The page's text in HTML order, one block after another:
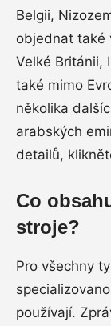
Belgii,
objednat také
Velké Británii,
také mimo
několika
arabských
detailů,
Co
stroje?
Pro všechny
používají.